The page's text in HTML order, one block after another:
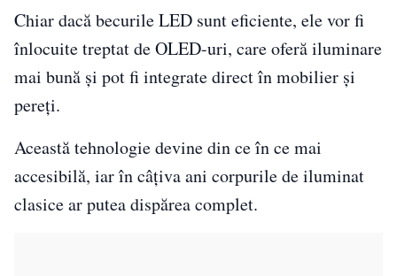
Chiar dacă becurile LED sunt eficiente, ele vor fi
înlocuite treptat de OLED-uri, care oferă iluminare
mai bună și pot fi integrate direct în mobilier și
pereți.
Această tehnologie devine din ce în ce mai
accesibilă, iar în câțiva ani corpurile de iluminat
clasice ar putea dispărea complet.